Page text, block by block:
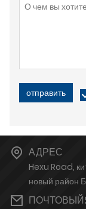
отправить
АДРЕС
Hexu Road,
новый район